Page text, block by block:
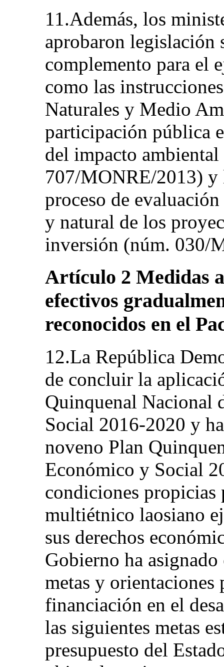
11.Además, los
aprobaron legislación
complemento para el
como las
Naturales y Medio
participación pública
del impacto
707/MONRE/2013) y
proceso de
y natural de los
inversión (núm. 030/
Artículo 2 Medidas
efectivos
reconocidos en el
12.La República
de concluir la
Quinquenal Nacional
Social 2016-2020 y
noveno Plan
Económico y Social
condiciones propicias
multiétnico laosiano
sus derechos
Gobierno ha
metas y orientaciones
financiación en el
las siguientes metas
presupuesto del